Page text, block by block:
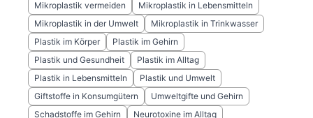
Mikroplastik vermeiden
Mikroplastik in Lebensmitteln
Mikroplastik in der Umwelt
Mikroplastik in Trinkwasser
Plastik im Körper
Plastik im Gehirn
Plastik und Gesundheit
Plastik im Alltag
Plastik in Lebensmitteln
Plastik und Umwelt
Giftstoffe in Konsumgütern
Umweltgifte und Gehirn
Schadstoffe im Gehirn
Neurotoxine im Alltag